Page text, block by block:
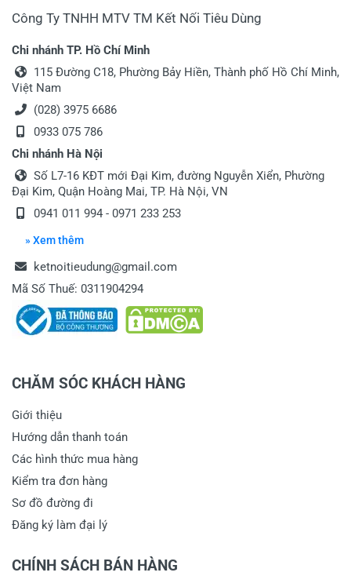
Công Ty TNHH MTV TM Kết Nối Tiêu Dùng
Chi nhánh TP. Hồ Chí Minh
115 Đường C18, Phường Bảy Hiền, Thành phố Hồ Chí Minh,
Việt Nam
(028) 3975 6686
0933 075 786
Chi nhánh Hà Nội
Số L7-16 KĐT mới Đại Kim, đường Nguyễn Xiển, Phường
Đại Kim, Quận Hoàng Mai, TP. Hà Nội, VN
0941 011 994 - 0971 233 253
» Xem thêm
ketnoitieudung@gmail.com
Mã Số Thuế: 0311904294
CHĂM SÓC KHÁCH HÀNG
Giới thiệu
Hướng dẫn thanh toán
Các hình thức mua hàng
Kiểm tra đơn hàng
Sơ đồ đường đi
Đăng ký làm đại lý
CHÍNH SÁCH BÁN HÀNG